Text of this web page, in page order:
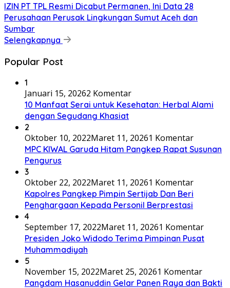
IZIN PT TPL Resmi Dicabut Permanen, Ini Data 28
Perusahaan Perusak Lingkungan Sumut Aceh dan
Sumbar
Selengkapnya
Popular Post
1
Januari 15, 20262 Komentar
10 Manfaat Serai untuk Kesehatan: Herbal Alami
dengan Segudang Khasiat
2
Oktober 10, 2022Maret 11, 20261 Komentar
MPC KIWAL Garuda Hitam Pangkep Rapat Susunan
Pengurus
3
Oktober 22, 2022Maret 11, 20261 Komentar
Kapolres Pangkep Pimpin Sertijab Dan Beri
Penghargaan Kepada Personil Berprestasi
4
September 17, 2022Maret 11, 20261 Komentar
Presiden Joko Widodo Terima Pimpinan Pusat
Muhammadiyah
5
November 15, 2022Maret 25, 20261 Komentar
Pangdam Hasanuddin Gelar Panen Raya dan Bakti